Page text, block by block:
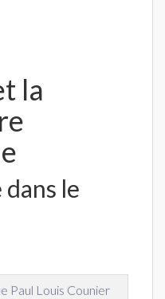
la
le
Paul Louis Counier